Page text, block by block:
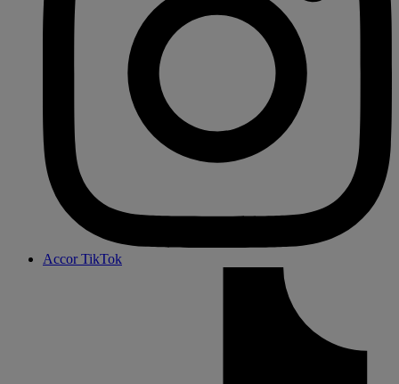
Accor TikTok